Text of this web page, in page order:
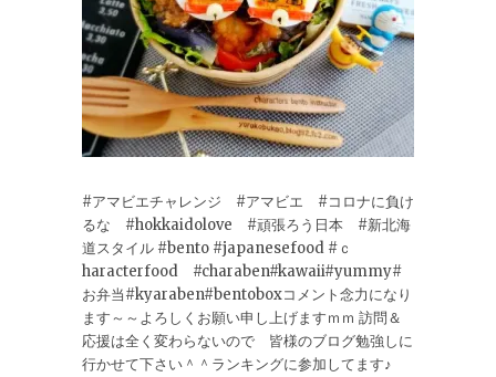
#アマビエチャレンジ #アマビエ #コロナに負け
るな #hokkaidolove #頑張ろう日本 #新北海
道スタイル #bento #japanesefood #ｃ
haracterfood #charaben#kawaii#yummy#
お弁当#kyaraben#bentoboxコメント念力になり
ます～～よろしくお願い申し上げますｍｍ 訪問＆
応援は全く変わらないので 皆様のブログ勉強しに
行かせて下さい＾＾ランキングに参加してます♪